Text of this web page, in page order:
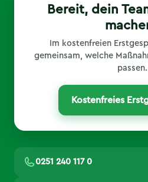
Bereit, dein
Im kostenfreien
gemeinsam, welche
passen.
Kostenfreies
0251 240 117 0